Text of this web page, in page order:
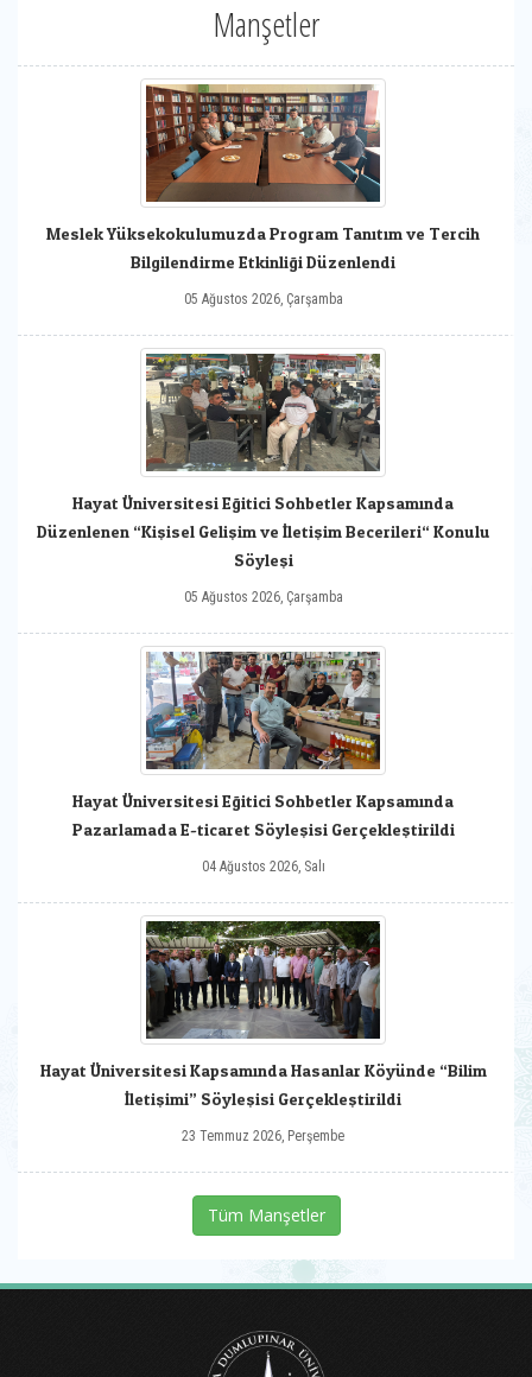
Manşetler
Meslek Yüksekokulumuzda Program Tanıtım ve Tercih
Bilgilendirme Etkinliği Düzenlendi
05 Ağustos 2026, Çarşamba
Hayat Üniversitesi Eğitici Sohbetler Kapsamında
Düzenlenen “Kişisel Gelişim ve İletişim Becerileri“ Konulu
Söyleşi
05 Ağustos 2026, Çarşamba
Hayat Üniversitesi Eğitici Sohbetler Kapsamında
Pazarlamada E-ticaret Söyleşisi Gerçekleştirildi
04 Ağustos 2026, Salı
Hayat Üniversitesi Kapsamında Hasanlar Köyünde “Bilim
İletişimi” Söyleşisi Gerçekleştirildi
23 Temmuz 2026, Perşembe
Tüm Manşetler